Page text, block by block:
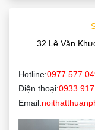
32 Lê Văn
Hotline:0977 577
Điện thoại:0933
Email: